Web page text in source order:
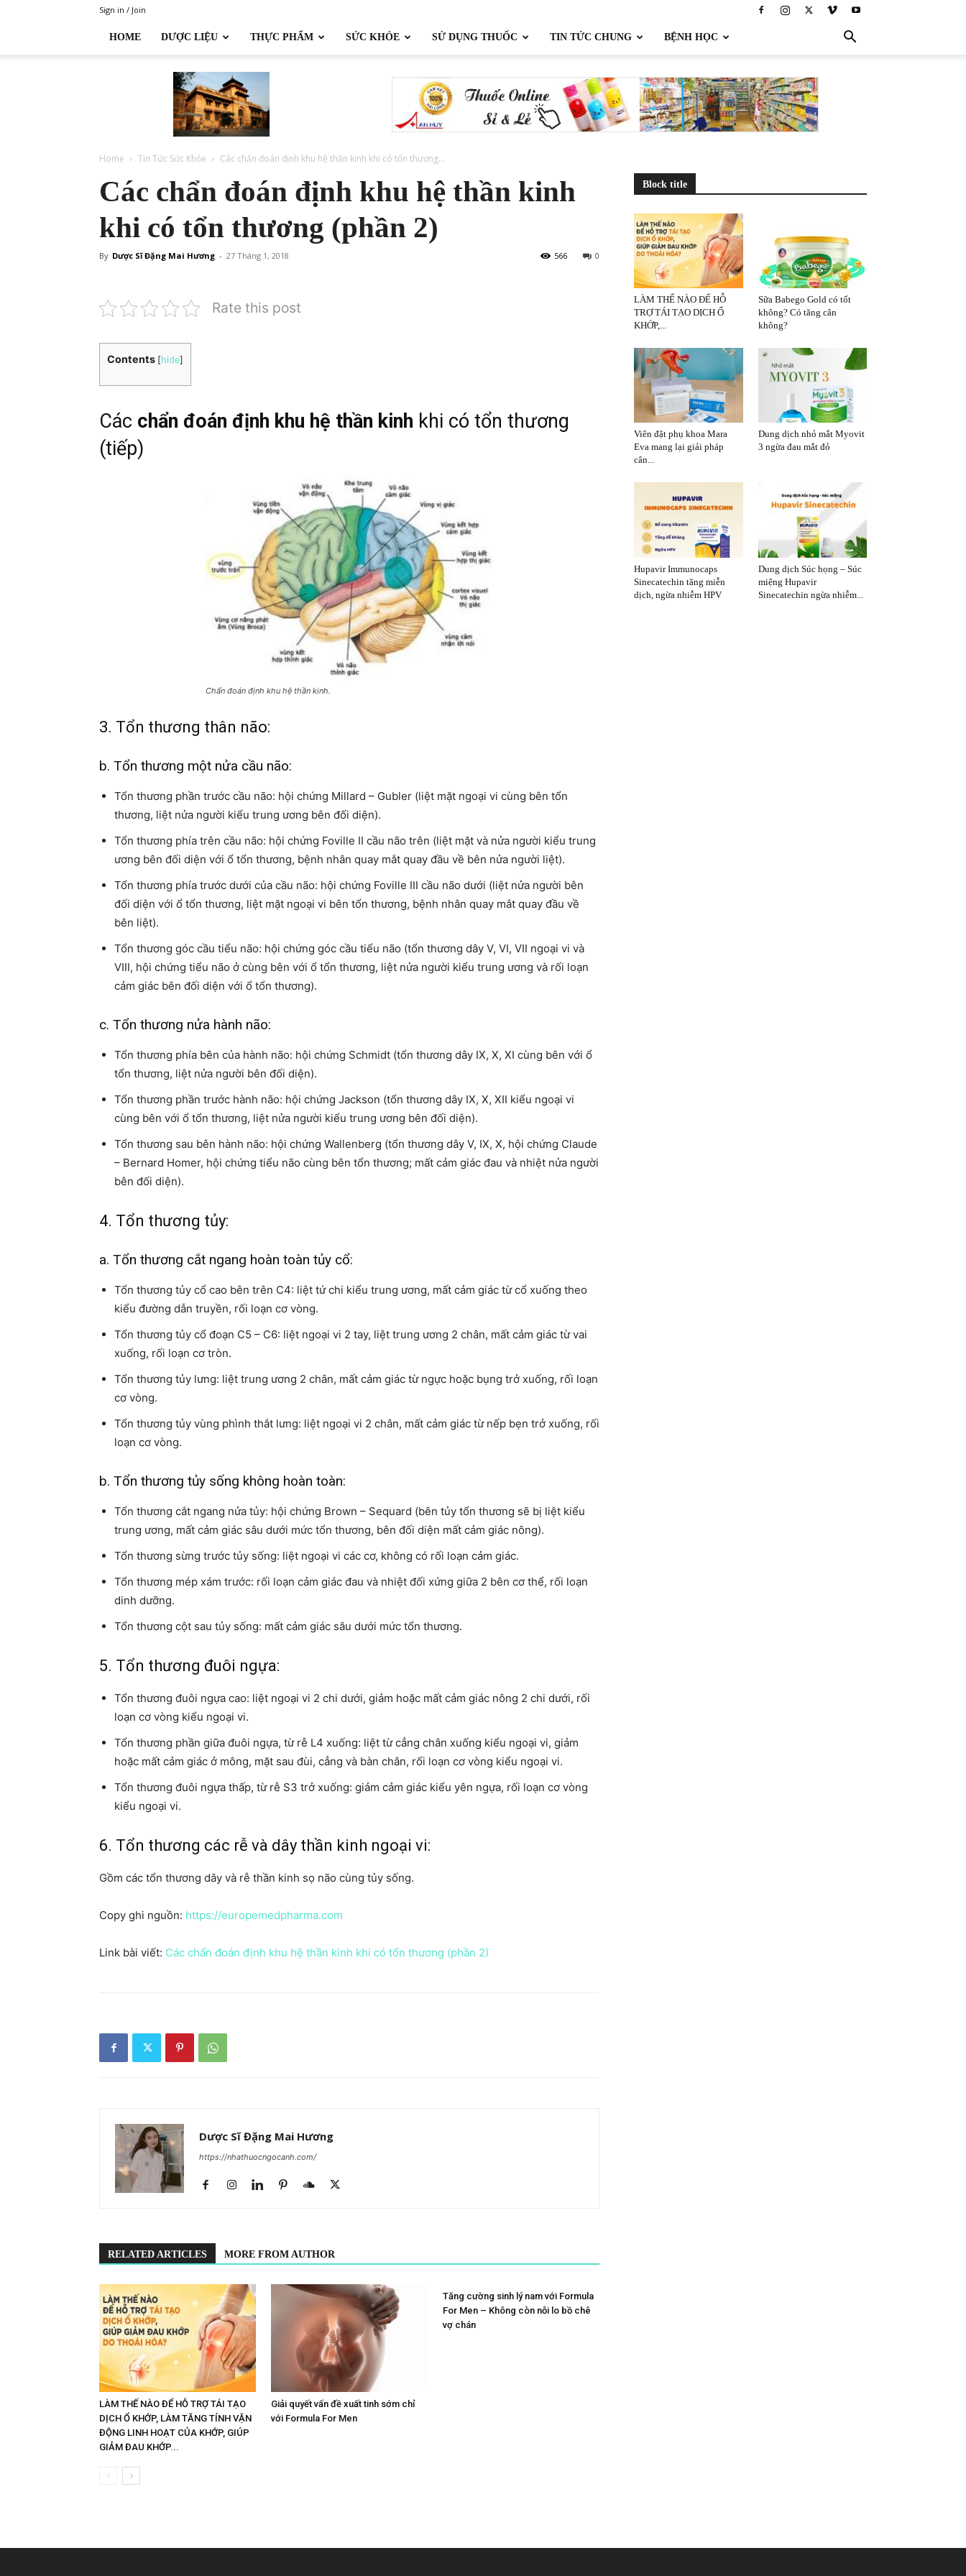
Sign in / Join
HOME DƯỢC LIỆU THỰC PHẨM SỨC KHỎE SỬ DỤNG THUỐC TIN TỨC CHUNG BỆNH HỌC
Home Tin Tức Sức Khỏe Các chẩn đoán định khu hệ thần kinh khi có tổn thương...
Các chẩn đoán định khu hệ thần kinh
khi có tổn thương (phần 2)
By Dược Sĩ Đặng Mai Hương - 27 Tháng 1, 2018 0
566
Rate this post
Contents [hide]
Các chẩn đoán định khu hệ thần kinh khi có tổn thương
(tiếp)
Chẩn đoán định khu hệ thần kinh.
3. Tổn thương thân não:
b. Tổn thương một nửa cầu não:
Tổn thương phần trước cầu não: hội chứng Millard – Gubler (liệt mặt ngoại vi cùng bên tổn
thương, liệt nửa người kiểu trung ương bên đối diện).
Tổn thương phía trên cầu não: hội chứng Foville II cầu não trên (liệt mặt và nửa người kiểu trung
ương bên đối diện với ổ tổn thương, bệnh nhân quay mắt quay đầu về bên nửa người liệt).
Tổn thương phía trước dưới của cầu não: hội chứng Foville III cầu não dưới (liệt nửa người bên
đối diện với ổ tổn thương, liệt mặt ngoại vi bên tổn thương, bệnh nhân quay mắt quay đầu về
bên liệt).
Tổn thương góc cầu tiểu não: hội chứng góc cầu tiểu não (tổn thương dây V, VI, VII ngoại vi và
VIII, hội chứng tiểu não ở cùng bên với ổ tổn thương, liệt nửa người kiểu trung ương và rối loạn
cảm giác bên đối diện với ổ tổn thương).
c. Tổn thương nửa hành não:
Tổn thương phía bên của hành não: hội chứng Schmidt (tổn thương dây IX, X, XI cùng bên với ổ
tổn thương, liệt nửa người bên đối diện).
Tổn thương phần trước hành não: hội chứng Jackson (tổn thương dây IX, X, XII kiểu ngoại vi
cùng bên với ổ tổn thương, liệt nửa người kiểu trung ương bên đối diện).
Tổn thương sau bên hành não: hội chứng Wallenberg (tổn thương dây V, IX, X, hội chứng Claude
– Bernard Homer, hội chứng tiểu não cùng bên tổn thương; mất cảm giác đau và nhiệt nửa người
bên đối diện).
4. Tổn thương tủy:
a. Tổn thương cắt ngang hoàn toàn tủy cổ:
Tổn thương tủy cổ cao bên trên C4: liệt tứ chi kiểu trung ương, mất cảm giác từ cổ xuống theo
kiểu đường dẫn truyền, rối loạn cơ vòng.
Tổn thương tủy cổ đoạn C5 – C6: liệt ngoại vi 2 tay, liệt trung ương 2 chân, mất cảm giác từ vai
xuống, rối loạn cơ tròn.
Tổn thương tủy lưng: liệt trung ương 2 chân, mất cảm giác từ ngực hoặc bụng trở xuống, rối loạn
cơ vòng.
Tổn thương tủy vùng phình thắt lưng: liệt ngoại vi 2 chân, mất cảm giác từ nếp bẹn trở xuống, rối
loạn cơ vòng.
b. Tổn thương tủy sống không hoàn toàn:
Tổn thương cắt ngang nửa tủy: hội chứng Brown – Sequard (bên tủy tổn thương sẽ bị liệt kiểu
trung ương, mất cảm giác sâu dưới mức tổn thương, bên đối diện mất cảm giác nông).
Tổn thương sừng trước tủy sống: liệt ngoại vi các cơ, không có rối loạn cảm giác.
Tổn thương mép xám trước: rối loạn cảm giác đau và nhiệt đối xứng giữa 2 bên cơ thể, rối loạn
dinh dưỡng.
Tổn thương cột sau tủy sống: mất cảm giác sâu dưới mức tổn thương.
5. Tổn thương đuôi ngựa:
Tổn thương đuôi ngựa cao: liệt ngoại vi 2 chi dưới, giảm hoặc mất cảm giác nông 2 chi dưới, rối
loạn cơ vòng kiểu ngoại vi.
Tổn thương phần giữa đuôi ngựa, từ rễ L4 xuống: liệt từ cẳng chân xuống kiểu ngoại vi, giảm
hoặc mất cảm giác ở mông, mặt sau đùi, cẳng và bàn chân, rối loạn cơ vòng kiểu ngoại vi.
Tổn thương đuôi ngựa thấp, từ rễ S3 trở xuống: giảm cảm giác kiểu yên ngựa, rối loạn cơ vòng
kiểu ngoại vi.
6. Tổn thương các rễ và dây thần kinh ngoại vi:
Gồm các tổn thương dây và rễ thần kinh sọ não cùng tủy sống.
Copy ghi nguồn: https://europemedpharma.com
Link bài viết: Các chẩn đoán định khu hệ thần kinh khi có tổn thương (phần 2)
Dược Sĩ Đặng Mai Hương
https://nhathuocngocanh.com/
RELATED ARTICLES MORE FROM AUTHOR
LÀM THẾ NÀO ĐỂ HỖ TRỢ TÁI TẠO
DỊCH Ổ KHỚP, LÀM TĂNG TÍNH VẬN
ĐỘNG LINH HOẠT CỦA KHỚP, GIÚP
GIẢM ĐAU KHỚP...
Giải quyết vấn đề xuất tinh sớm chỉ
với Formula For Men
Tăng cường sinh lý nam với Formula
For Men – Không còn nỗi lo bồ chê
vợ chán
Block title
LÀM THẾ NÀO ĐỂ HỖ
TRỢ TÁI TẠO DỊCH Ổ
KHỚP,...
Sữa Babego Gold có tốt
không? Có tăng cân
không?
Viên đặt phụ khoa Mara
Eva mang lại giải pháp
cân...
Dung dịch nhỏ mắt Myovit
3 ngừa đau mắt đỏ
Hupavir Immunocaps
Sinecatechin tăng miễn
dịch, ngừa nhiễm HPV
Dung dịch Súc họng – Súc
miệng Hupavir
Sinecatechin ngừa nhiễm...